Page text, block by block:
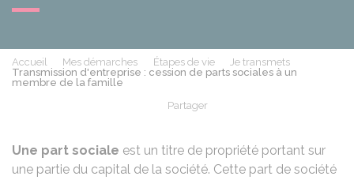
Accueil Mes démarches Étapes de vie
Je transmets
Transmission d'entreprise : cession de parts sociales à un
membre de la famille
Partager
Une part sociale est un titre de propriété portant sur
une partie du capital de la société. Cette part de société